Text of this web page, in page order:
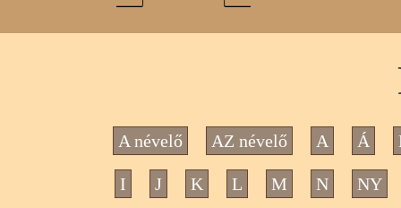
A névelő AZ névelő A Á
I J K L M N NY